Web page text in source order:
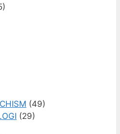
(49)
(29)